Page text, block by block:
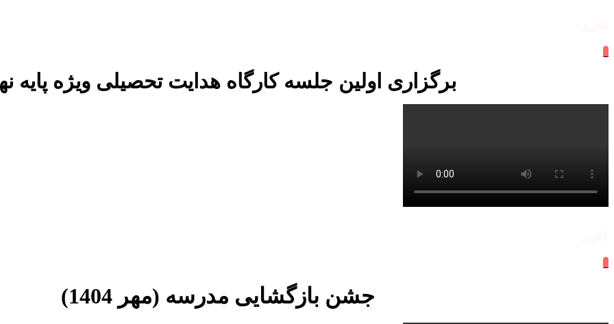
_
برگزاری اولین جلسه کارگاه هدایت تحصیلی ویژه پایه
_
جشن بازگشایی مدرسه (مهر 1404)